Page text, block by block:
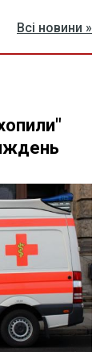
Всі новини »